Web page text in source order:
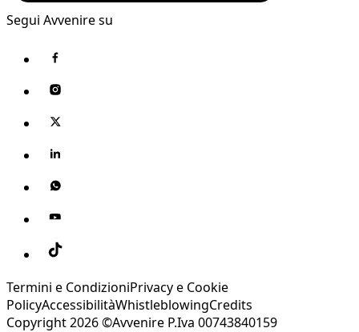
Segui Avvenire su
Termini e CondizioniPrivacy e Cookie
PolicyAccessibilitàWhistleblowingCredits
Copyright 2026 ©Avvenire P.Iva 00743840159